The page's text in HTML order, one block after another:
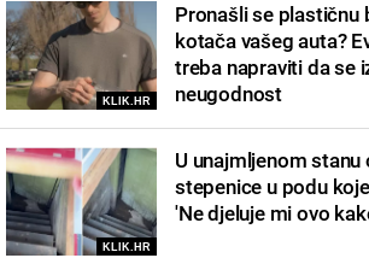
KLIK.HR
Pronašli se plastičnu
kotača vašeg auta?
treba napraviti da se
neugodnost
KLIK.HR
U unajmljenom
stepenice u podu
'Ne djeluje mi ovo